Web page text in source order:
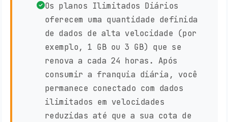
Os planos Ilimitados Diários
oferecem uma quantidade definida
de dados de alta velocidade (por
exemplo, 1 GB ou 3 GB) que se
renova a cada 24 horas. Após
consumir a franquia diária, você
permanece conectado com dados
ilimitados em velocidades
reduzidas até que a sua cota de